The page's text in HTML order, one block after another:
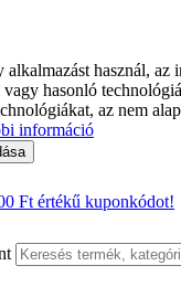
használ,
hasonló
az nem
információ
Ft értékű kuponkódot!